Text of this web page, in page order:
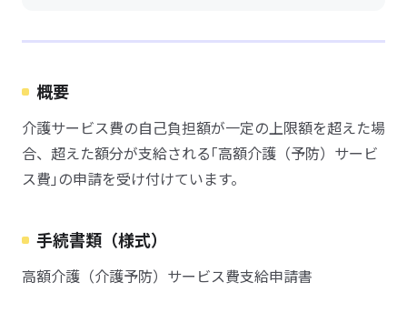
概要
介護サービス費の自己負担額が一定の上限額を超えた場
合、超えた額分が支給される｢高額介護（予防）サービ
ス費｣の申請を受け付けています。
手続書類（様式）
高額介護（介護予防）サービス費支給申請書